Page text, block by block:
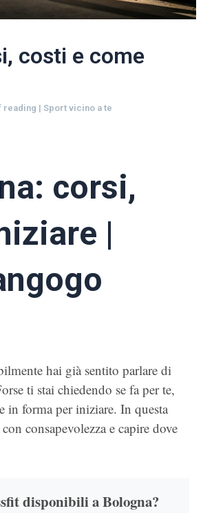
costi e come
reading | Sport vicino a te
corsi,
|
hai già sentito parlare di
ti stai chiedendo se fa per te,
in forma per iniziare. In questa
consapevolezza e capire dove
disponibili a Bologna?